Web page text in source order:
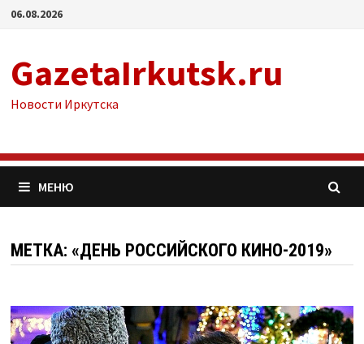
Перейти
06.08.2026
GazetaIrkutsk.ru
Новости Иркутска
МЕНЮ
МЕТКА: «ДЕНЬ РОССИЙСКОГО КИНО-2019»